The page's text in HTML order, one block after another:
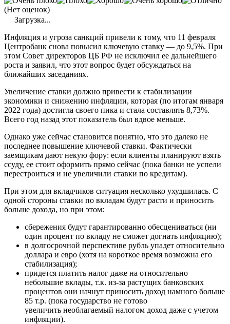
(Нет оценок)
Загрузка...
Инфляция и угроза санкций привели к тому, что 11 февраля
Центробанк снова повысил ключевую ставку — до 9,5%. При
этом Совет директоров ЦБ РФ не исключил ее дальнейшего
роста и заявил, что этот вопрос будет обсуждаться на
ближайших заседаниях.
Увеличение ставки должно привести к стабилизации
экономики и снижению инфляции, которая (по итогам января
2022 года) достигла своего пика и стала составлять 8,73%.
Всего год назад этот показатель был вдвое меньше.
Однако уже сейчас становится понятно, что это далеко не
последнее повышение ключевой ставки. Фактически
заемщикам дают некую фору: если клиенты планируют взять
ссуду, ее стоит оформить прямо сейчас (пока банки не успели
перестроиться и не увеличили ставки по кредитам).
При этом для вкладчиков ситуация несколько ухудшилась. С
одной стороны ставки по вкладам будут расти и приносить
больше дохода, но при этом:
сбережения будут гарантированно обесцениваться (ни
один процент по вкладу не сможет догнать инфляцию);
в долгосрочной перспективе рубль упадет относительно
доллара и евро (хотя на короткое время возможна его
стабилизация);
придется платить налог даже на относительно
небольшие вклады, т.к. из-за растущих банковских
процентов они начнут приносить доход намного больше
85 т.р. (пока государство не готово
увеличить необлагаемый налогом доход даже с учетом
инфляции).